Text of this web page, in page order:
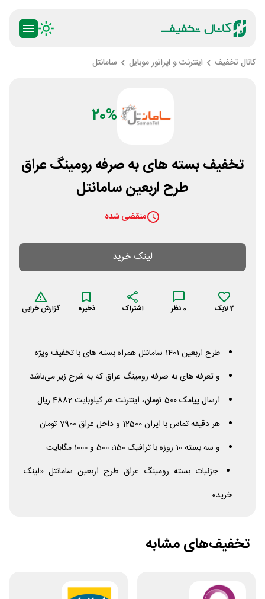
کانال تخفیف اینترنت و اپراتور موبایل سامانتل
20%
تخفیف بسته های به صرفه رومینگ عراق
طرح اربعین سامانتل
منقضی شده
لینک خرید
2لایک 0 نظر اشتراک ذخیره گزارش خرابی
طرح اربعین 1401 سامانتل همراه بسته های با تخفیف ویژه
و تعرفه های به صرفه رومینگ عراق که به شرح زیر می‌باشد
ارسال پیامک 500 تومان، اینترنت هر کیلوبایت 4882 ریال
هر دقیقه تماس با ایران 12500 و داخل عراق 7900 تومان
و سه بسته 10 روزه با ترافیک 150، 500 و 1000 مگابایت
جزئیات بسته رومینگ عراق طرح اربعین سامانتل «لینک
خرید»
تخفیف‌های مشابه